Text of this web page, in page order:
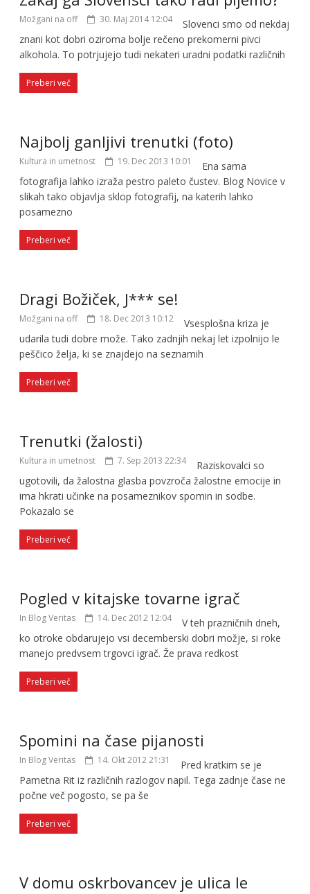
Možgani na off 30. Maj 2014 12:04
Slovenci smo od nekdaj
znani kot dobri oziroma bolje rečeno prekomerni pivci
alkohola. To potrjujejo tudi nekateri uradni podatki različnih
Preberi več
Najbolj ganljivi trenutki (foto)
Kultura in umetnost 19. Dec 2013 10:01
Ena sama
fotografija lahko izraža pestro paleto čustev. Blog Novice v
slikah tako objavlja sklop fotografij, na katerih lahko
posamezno
Preberi več
Dragi Božiček, J*** se!
Možgani na off 18. Dec 2013 10:12
Vsesplošna kriza je
udarila tudi dobre može. Tako zadnjih nekaj let izpolnijo le
peščico želja, ki se znajdejo na seznamih
Preberi več
Trenutki (žalosti)
Kultura in umetnost 7. Sep 2013 22:34
Raziskovalci so
ugotovili, da žalostna glasba povzroča žalostne emocije in
ima hkrati učinke na posameznikov spomin in sodbe.
Pokazalo se
Preberi več
Pogled v kitajske tovarne igrač
In Blog Veritas 14. Dec 2012 12:04
V teh prazničnih dneh,
ko otroke obdarujejo vsi decemberski dobri možje, si roke
manejo predvsem trgovci igrač. Že prava redkost
Preberi več
Spomini na čase pijanosti
In Blog Veritas 14. Okt 2012 21:31
Pred kratkim se je
Pametna Rit iz različnih razlogov napil. Tega zadnje čase ne
počne več pogosto, se pa še
Preberi več
V domu oskrbovancev je ulica le